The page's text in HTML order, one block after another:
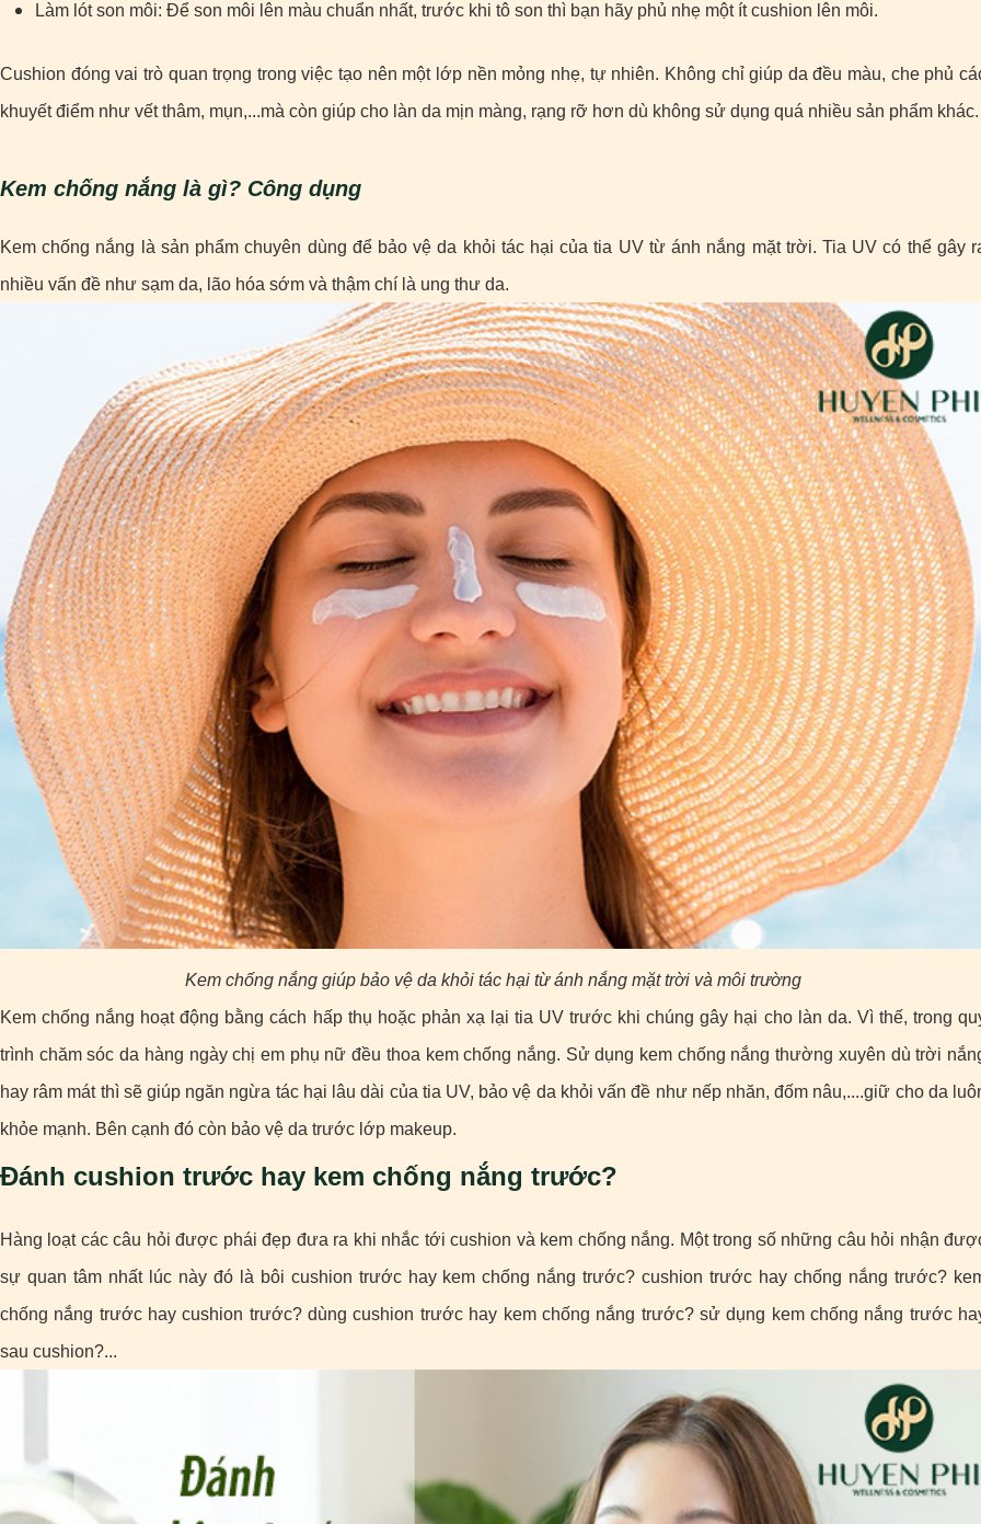
Làm lót son môi: Để son môi lên màu chuẩn nhất, trước khi tô son thì bạn hãy phủ nhẹ một ít cushion lên môi.
Cushion đóng vai trò quan trọng trong việc tạo nên một lớp nền mỏng nhẹ, tự nhiên. Không chỉ giúp da đều màu, che phủ
khuyết điểm như vết thâm, mụn,...mà còn giúp cho làn da mịn màng, rạng rỡ hơn dù không sử dụng quá nhiều sản phẩm khác.
Kem chống nắng là gì? Công dụng
Kem chống nắng là sản phẩm chuyên dùng để bảo vệ da khỏi tác hại của tia UV từ ánh nắng mặt trời. Tia UV có thể gây
nhiều vấn đề như sạm da, lão hóa sớm và thậm chí là ung thư da.
Kem chống nắng giúp bảo vệ da khỏi tác hại từ ánh nắng mặt trời và môi trường
Kem chống nắng hoạt động bằng cách hấp thụ hoặc phản xạ lại tia UV trước khi chúng gây hại cho làn da. Vì thế, trong
trình chăm sóc da hàng ngày chị em phụ nữ đều thoa kem chống nắng. Sử dụng kem chống nắng thường xuyên dù trời
hay râm mát thì sẽ giúp ngăn ngừa tác hại lâu dài của tia UV, bảo vệ da khỏi vấn đề như nếp nhăn, đốm nâu,....giữ cho da
khỏe mạnh. Bên cạnh đó còn bảo vệ da trước lớp makeup.
Đánh cushion trước hay kem chống nắng trước?
Hàng loạt các câu hỏi được phái đẹp đưa ra khi nhắc tới cushion và kem chống nắng. Một trong số những câu hỏi nhận
sự quan tâm nhất lúc này đó là bôi cushion trước hay kem chống nắng trước? cushion trước hay chống nắng trước?
chống nắng trước hay cushion trước? dùng cushion trước hay kem chống nắng trước? sử dụng kem chống nắng trước
sau cushion?...